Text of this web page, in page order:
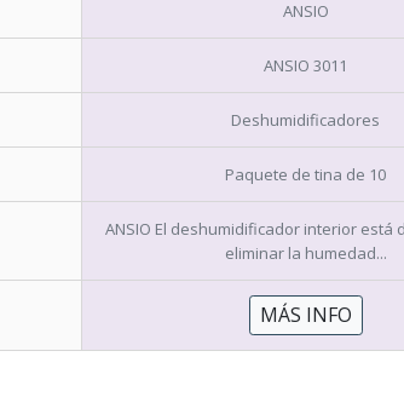
ANSIO
ANSIO 3011
Deshumidificadores
Paquete de tina de 10
ANSIO El deshumidificador interior está
eliminar la humedad...
MÁS INFO